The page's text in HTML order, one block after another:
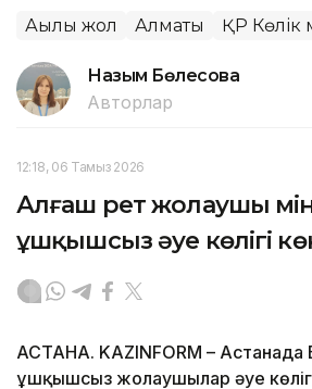
Ақылы жол Алматы ҚР Көлік
Назым Бөлесова
Авторлар
12:18, 06 Тамыз 2026
Алғаш рет жолаушы
ұшқышсыз әуе көлігі
АСТАНА. KAZINFORM – Астанада
ұшқышсыз жолаушылар әуе